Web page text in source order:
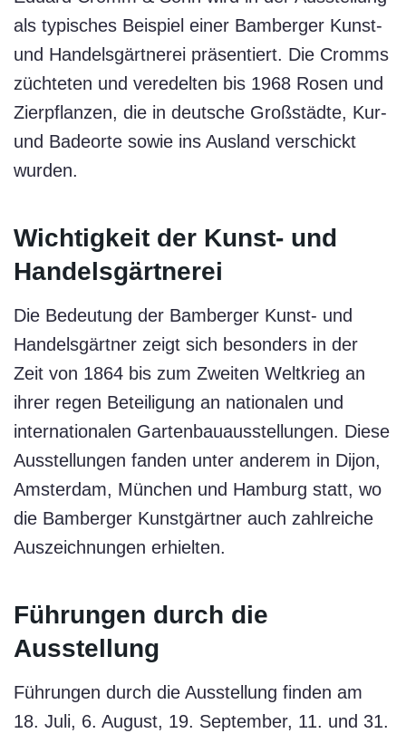
als typisches Beispiel einer Bamberger Kunst-
und Handelsgärtnerei präsentiert. Die Cromms
züchteten und veredelten bis 1968 Rosen und
Zierpflanzen, die in deutsche Großstädte, Kur-
und Badeorte sowie ins Ausland verschickt
wurden.
Wichtigkeit der Kunst- und
Handelsgärtnerei
Die Bedeutung der Bamberger Kunst- und
Handelsgärtner zeigt sich besonders in der
Zeit von 1864 bis zum Zweiten Weltkrieg an
ihrer regen Beteiligung an nationalen und
internationalen Gartenbauausstellungen. Diese
Ausstellungen fanden unter anderem in Dijon,
Amsterdam, München und Hamburg statt, wo
die Bamberger Kunstgärtner auch zahlreiche
Auszeichnungen erhielten.
Führungen durch die
Ausstellung
Führungen durch die Ausstellung finden am
18. Juli, 6. August, 19. September, 11. und 31.